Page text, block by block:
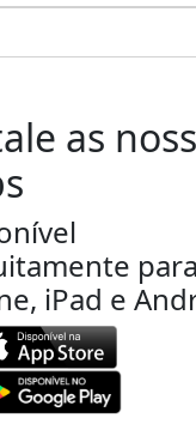
as
para
iPad e